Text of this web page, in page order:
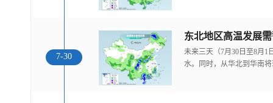
7-30
东北地区高温发展
未来三天（7月30日至8月1
水。同时，从华北到华南